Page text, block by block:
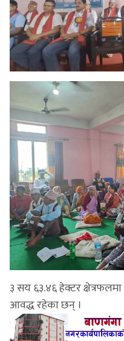
३ सय ६३.४६ हेक्टर
आवद्ध रहेका छन् ।